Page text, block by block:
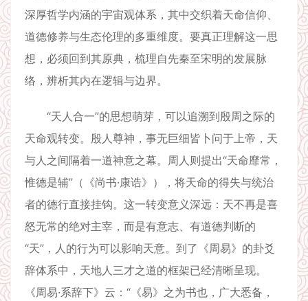
深厚哲学内涵的宇宙观体系，其中交织着天命信仰、
道德修养与生态伦理的多重维度。要真正理解这一思
想，必须回到其原典，梳理自先秦至宋明的发展脉
络，辨析其内在逻辑与边界。
“天人合一”的思想萌芽，可以追溯到殷周之际的
天命观转变。殷人尊神，事无巨细皆卜问于上帝，天
与人之间隔着一道神意之幕。周人则提出“天命靡常，
惟德是辅”（《尚书·康诰》），将天命的得失与统治
者的德行直接挂钩。这一转变意义深远：天不再是喜
怒无常的绝对主宰，而是有意志、有道德判断的
“天”，人的行为可以影响天意。到了《周易》的卦爻
辞体系中，天地人三才之道的框架已经清晰呈现。
《周易·系辞下》云：“《易》之为书也，广大悉备，